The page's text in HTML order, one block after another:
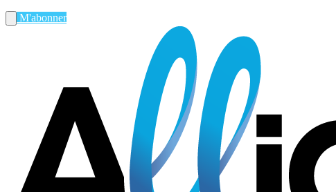
M'abonner